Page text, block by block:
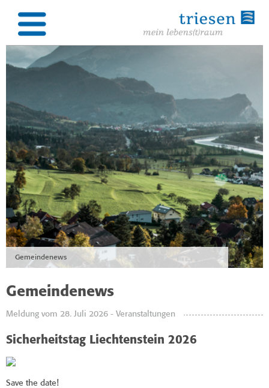
Gemeindenews
Gemeindenews
Meldung vom 28. Juli 2026 - Veranstaltungen
Sicherheitstag Liechtenstein 2026
Save the date!